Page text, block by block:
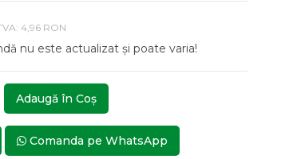
4,96 RON
nu este actualizat și poate varia!
Adaugă în Coş
Comanda pe WhatsApp